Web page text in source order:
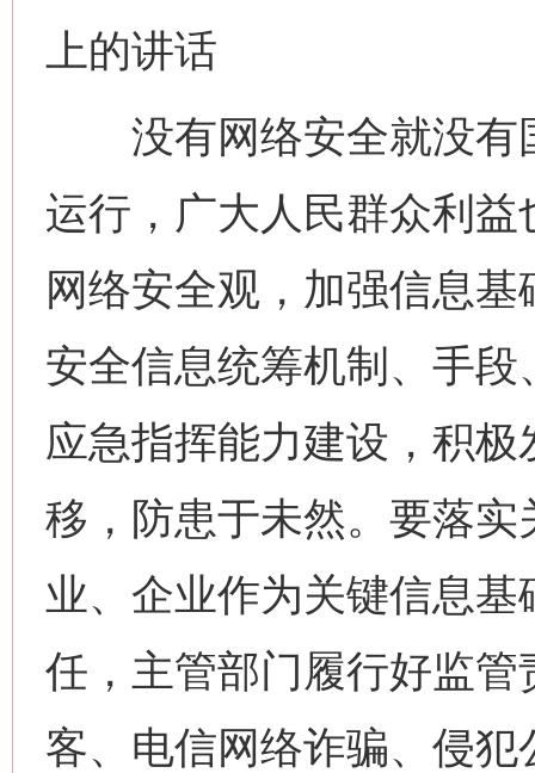
上的讲话
没有网络安全就没有
运行，广大人民群众利
网络安全观，加强信息
安全信息统筹机制、手
应急指挥能力建设，积
移，防患于未然。要落
业、企业作为关键信息
任，主管部门履行好监
客、电信网络诈骗、侵